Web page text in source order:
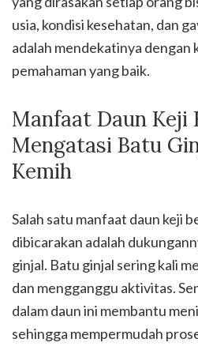
usia, kondisi kesehatan, dan
adalah mendekatinya dengan
pemahaman yang baik.
Manfaat Daun Keji
Mengatasi Batu
Kemih
Salah satu manfaat daun keji
dibicarakan adalah
ginjal. Batu ginjal sering kali
dan mengganggu aktivitas.
dalam daun ini membantu
sehingga mempermudah